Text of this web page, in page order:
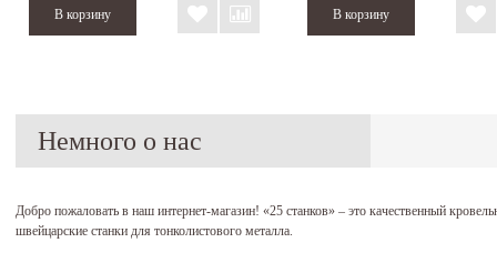
Немного о нас
Добро пожаловать в наш интернет-магазин! «25 станков» – это качественный
швейцарские станки для тонколистового металла.